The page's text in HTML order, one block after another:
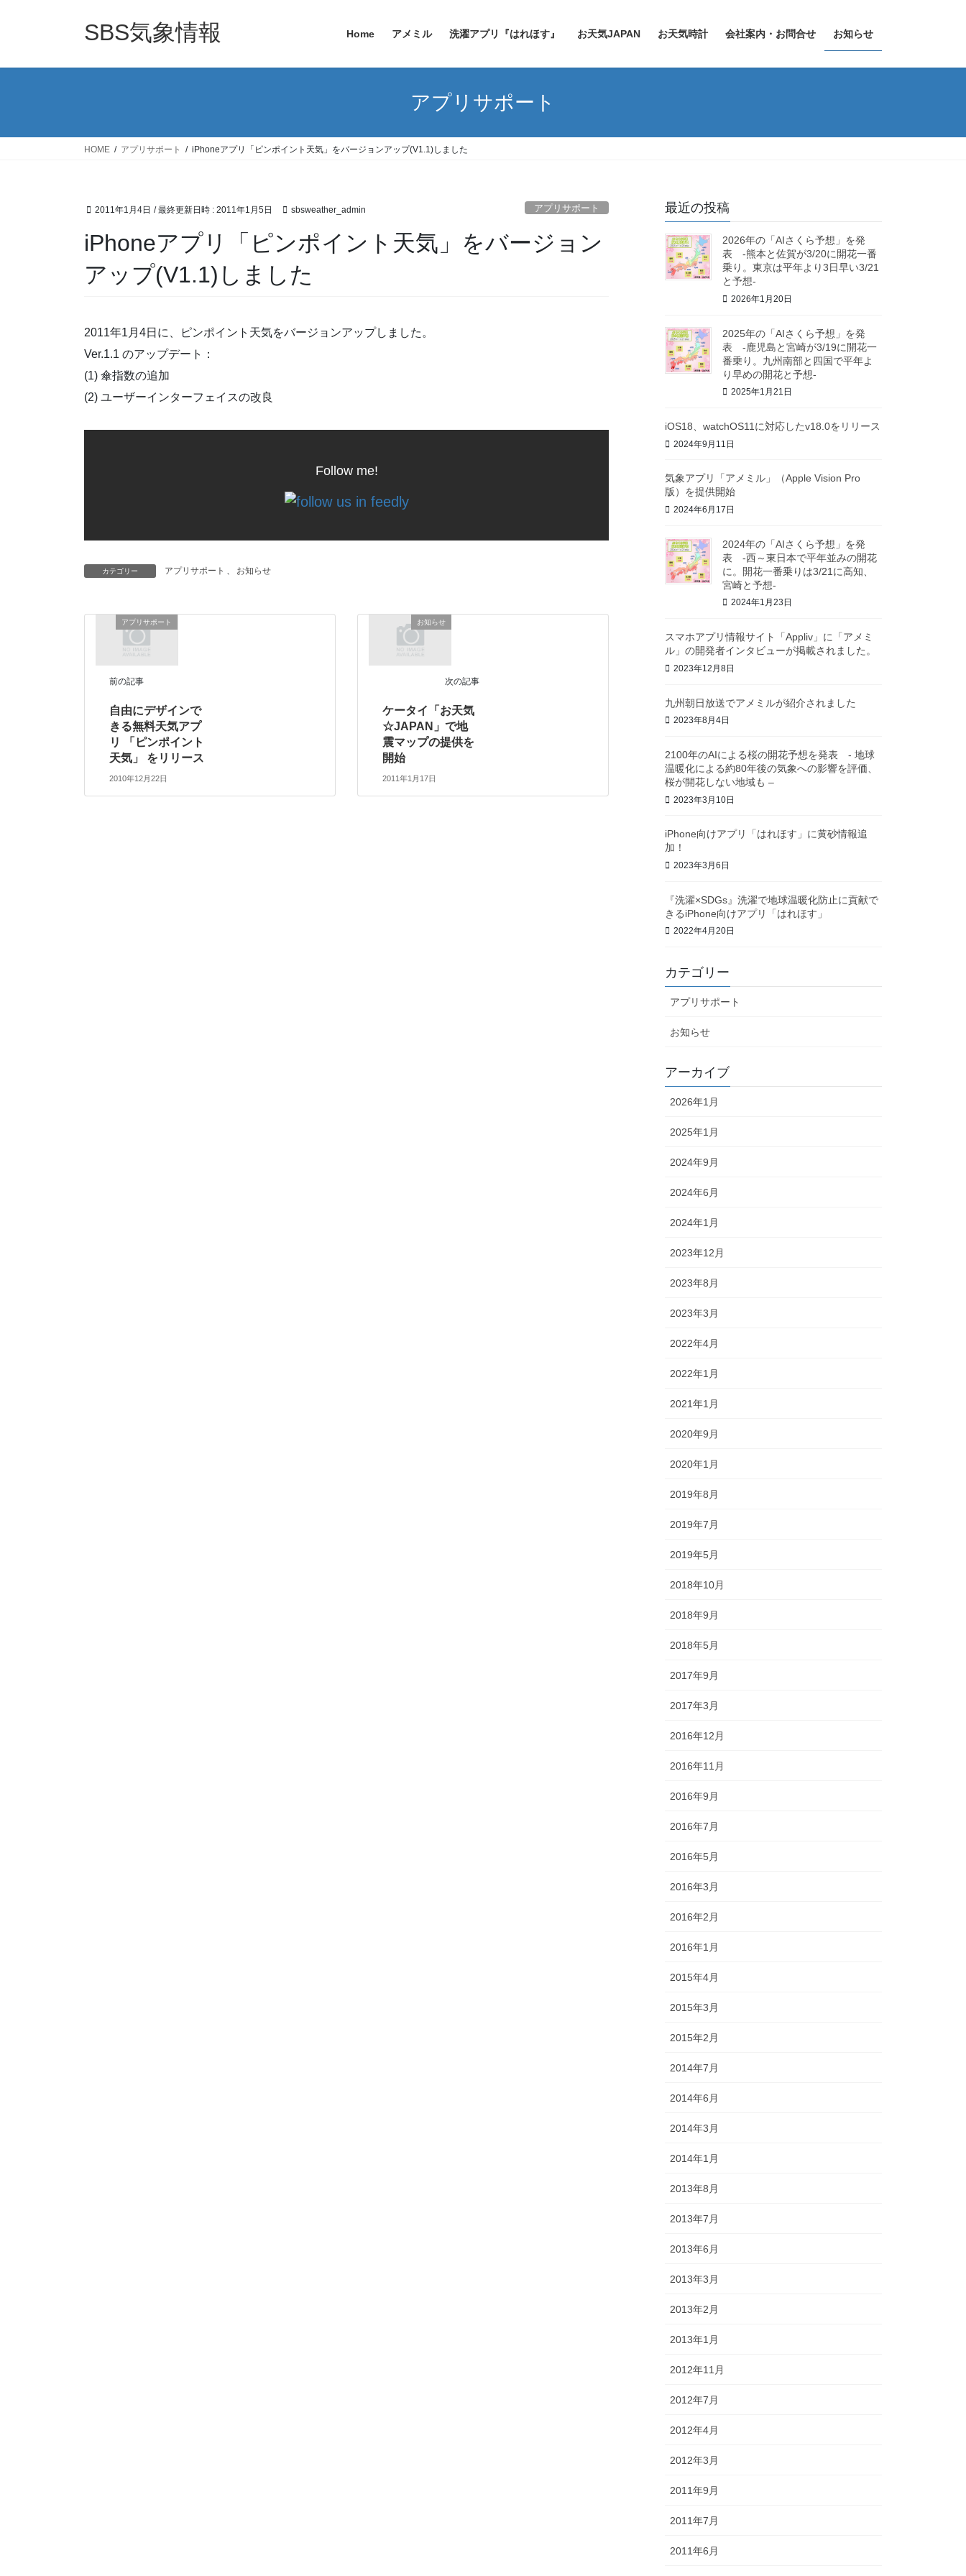
SBS気象情報 Home アメミル 洗濯アプリ『はれほす』 お天気JAPAN お天気時計 会社案内・お問合せ お知らせ
アプリサポート
HOME アプリサポート iPhoneアプリ「ピンポイント天気」をバージョンアップ(V1.1)しました
2011年1月4日 / 最終更新日時 : 2011年1月5日 sbsweather_admin アプリサポート
iPhoneアプリ「ピンポイント天気」をバージョン
アップ(V1.1)しました
2011年1月4日に、ピンポイント天気をバージョンアップしました。
Ver.1.1 のアップデート：
(1) 傘指数の追加
(2) ユーザーインターフェイスの改良
Follow me!
カテゴリー アプリサポート 、 お知らせ
アプリサポート
前の記事
自由にデザインで
きる無料天気アプ
リ 「ピンポイント
天気」 をリリース
2010年12月22日
お知らせ
次の記事
ケータイ「お天気
☆JAPAN」で地
震マップの提供を
開始
2011年1月17日
最近の投稿
2026年の「AIさくら予想」を発
表 -熊本と佐賀が3/20に開花一番
乗り。東京は平年より3日早い3/21
と予想-
2026年1月20日
2025年の「AIさくら予想」を発
表 -鹿児島と宮崎が3/19に開花一
番乗り。九州南部と四国で平年よ
り早めの開花と予想-
2025年1月21日
iOS18、watchOS11に対応したv18.0をリリース
2024年9月11日
気象アプリ「アメミル」（Apple Vision Pro
版）を提供開始
2024年6月17日
2024年の「AIさくら予想」を発
表 -西～東日本で平年並みの開花
に。開花一番乗りは3/21に高知、
宮崎と予想-
2024年1月23日
スマホアプリ情報サイト「Appliv」に「アメミ
ル」の開発者インタビューが掲載されました。
2023年12月8日
九州朝日放送でアメミルが紹介されました
2023年8月4日
2100年のAIによる桜の開花予想を発表 - 地球
温暖化による約80年後の気象への影響を評価、
桜が開花しない地域も –
2023年3月10日
iPhone向けアプリ「はれほす」に黄砂情報追
加！
2023年3月6日
『洗濯×SDGs』洗濯で地球温暖化防止に貢献で
きるiPhone向けアプリ「はれほす」
2022年4月20日
カテゴリー
アプリサポート
お知らせ
アーカイブ
2026年1月
2025年1月
2024年9月
2024年6月
2024年1月
2023年12月
2023年8月
2023年3月
2022年4月
2022年1月
2021年1月
2020年9月
2020年1月
2019年8月
2019年7月
2019年5月
2018年10月
2018年9月
2018年5月
2017年9月
2017年3月
2016年12月
2016年11月
2016年9月
2016年7月
2016年5月
2016年3月
2016年2月
2016年1月
2015年4月
2015年3月
2015年2月
2014年7月
2014年6月
2014年3月
2014年1月
2013年8月
2013年7月
2013年6月
2013年3月
2013年2月
2013年1月
2012年11月
2012年7月
2012年4月
2012年3月
2011年9月
2011年7月
2011年6月